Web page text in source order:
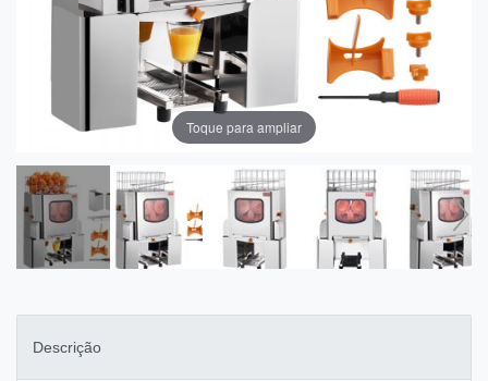
Toque para ampliar
Descrição